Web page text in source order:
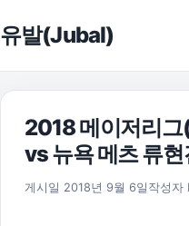
유발(Jubal)
2018 메이저리
vs 뉴욕 메츠 류현
게시일 2018년 9월 6일 2018
작성자